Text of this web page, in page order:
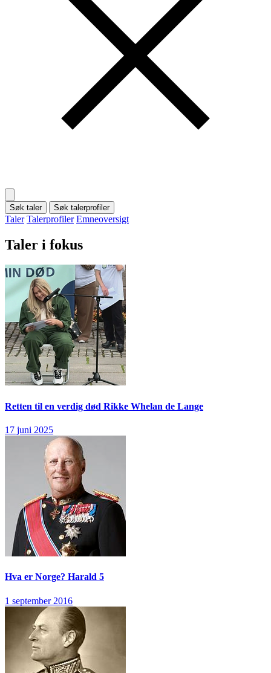
Søk taler Søk talerprofiler
Taler Talerprofiler Emneoversigt
Taler i fokus
Retten til en verdig død Rikke Whelan de Lange
17 juni 2025
Hva er Norge? Harald 5
1 september 2016